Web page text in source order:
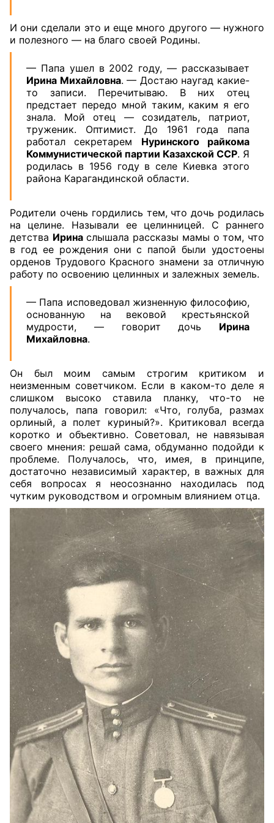
И они сделали это и еще много другого — нужного
и полезного — на благо своей Родины.
— Папа ушел в 2002 году, — рассказывает
Ирина Михайловна. — Достаю наугад какие-
то записи. Перечитываю. В них отец
предстает передо мной таким, каким я его
знала. Мой отец — созидатель, патриот,
труженик. Оптимист. До 1961 года папа
работал секретарем Нуринского райкома
Коммунистической партии Казахской ССР. Я
родилась в 1956 году в селе Киевка этого
района Карагандинской области.
Родители очень гордились тем, что дочь родилась
на целине. Называли ее целинницей. С раннего
детства Иринаслышала рассказы мамы о том, что
в год ее рождения они с папой были удостоены
орденов Трудового Красного знамени за отличную
работу по освоению целинных и залежных земель.
— Папа исповедовал жизненную философию,
основанную на вековой крестьянской
мудрости, — говорит дочь Ирина
Михайловна.
Он был моим самым строгим критиком и
неизменным советчиком. Если в каком-то деле я
слишком высоко ставила планку, что-то не
получалось, папа говорил: «Что, голуба, размах
орлиный, а полет куриный?». Критиковал всегда
коротко и объективно. Советовал, не навязывая
своего мнения: решай сама, обдуманно подойди к
проблеме. Получалось, что, имея, в принципе,
достаточно независимый характер, в важных для
себя вопросах я неосознанно находилась под
чутким руководством и огромным влиянием отца.